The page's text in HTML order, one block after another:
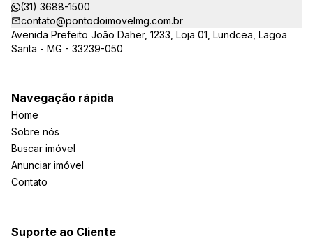
(31) 3688-1500
contato@pontodoimovelmg.com.br
Avenida Prefeito João Daher, 1233, Loja 01, Lundcea, Lagoa
Santa - MG - 33239-050
Navegação rápida
Home
Sobre nós
Buscar imóvel
Anunciar imóvel
Contato
Suporte ao Cliente